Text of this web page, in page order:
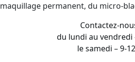
maquillage permanent, du micro-
Contactez-
du lundi au vendredi
le samedi – 9-